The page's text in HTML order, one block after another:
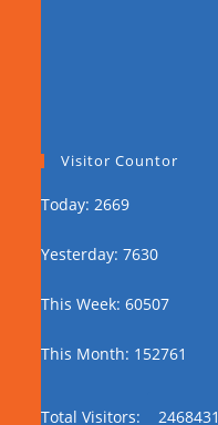
Visitor Countor
Today: 2669
Yesterday: 7630
This Week: 60507
This Month: 152761
Total Visitors: 2468431